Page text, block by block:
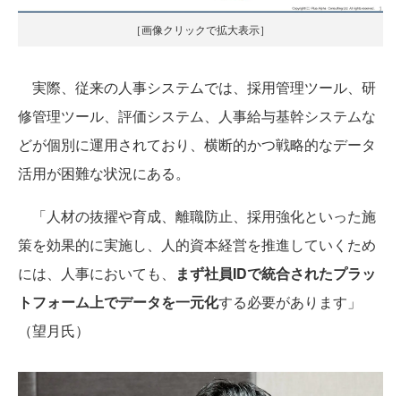
［画像クリックで拡大表示］
実際、従来の人事システムでは、採用管理ツール、研
修管理ツール、評価システム、人事給与基幹システムな
どが個別に運用されており、横断的かつ戦略的なデータ
活用が困難な状況にある。
「人材の抜擢や育成、離職防止、採用強化といった施
策を効果的に実施し、人的資本経営を推進していくため
には、人事においても、
まず社員IDで統合されたプラッ
トフォーム上でデータを一元化する必要があります」
（望月氏）